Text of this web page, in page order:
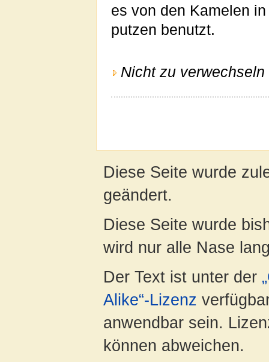
es von den Kamelen
putzen benutzt.
Nicht zu verwechseln
Diese Seite wurde
geändert.
Diese Seite wurde
wird nur alle Nase
Der Text ist unter der
Alike“-Lizenz
anwendbar sein.
können abweichen.